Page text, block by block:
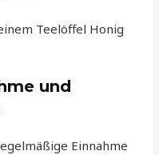
Teelöffel Honig
und
Einnahme